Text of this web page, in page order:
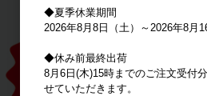
◆夏季休業期間
2026年8月8日（土）～2026年8月
◆休み前最終出荷
8月6日(木)15時までのご注文受付
せていただきます。